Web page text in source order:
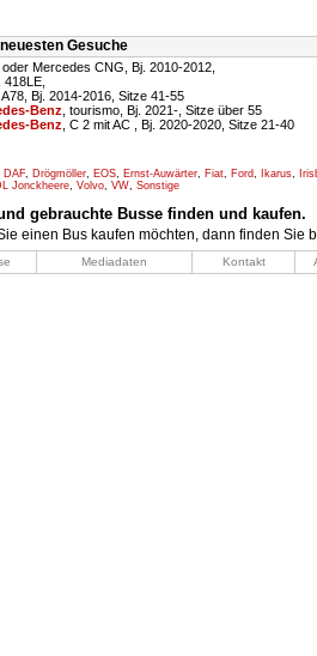
Gesuche
, oder Mercedes CNG, Bj. 2010-2012,
, 418LE,
, A78, Bj. 2014-2016, Sitze 41-55
Benz , tourismo, Bj. 2021-, Sitze über 55
Benz , C 2 mit AC , Bj. 2020-2020, Sitze 21-40
DAF, Drögmöller, EOS, Ernst-Auwärter, Fiat, Ford, Ikarus,
Jonckheere, Volvo, VW, Sonstige
gebrauchte Busse finden und kaufen.
einen Bus kaufen möchten, dann finden Sie
Mediadaten Kontakt